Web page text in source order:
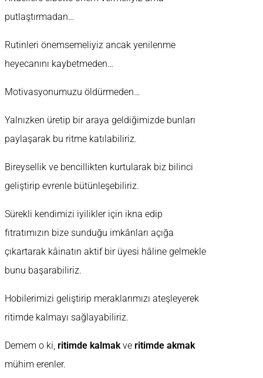
putlaştırmadan…
Rutinleri önemsemeliyiz ancak yenilenme
heyecanını kaybetmeden…
Motivasyonumuzu öldürmeden…
Yalnızken üretip bir araya geldiğimizde bunları
paylaşarak bu ritme katılabiliriz.
Bireysellik ve bencillikten kurtularak biz bilinci
geliştirip evrenle bütünleşebiliriz.
Sürekli kendimizi iyilikler için ikna edip
fıtratımızın bize sunduğu imkânları açığa
çıkartarak kâinatın aktif bir üyesi hâline gelmekle
bunu başarabiliriz.
Hobilerimizi geliştirip meraklarımızı ateşleyerek
ritimde kalmayı sağlayabiliriz.
Demem o ki, ritimde kalmakve ritimde akmak
mühim erenler.